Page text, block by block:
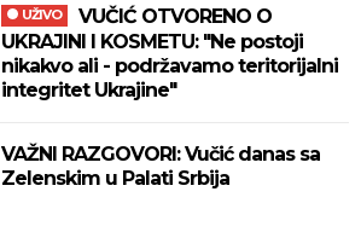
UŽIVO
UKRAJINI I KOSMETU: "Ne postoji
nikakvo ali - podržavamo teritorijalni
integritet Ukrajine"
VAŽNI RAZGOVORI: Vučić danas sa
Zelenskim u Palati Srbija